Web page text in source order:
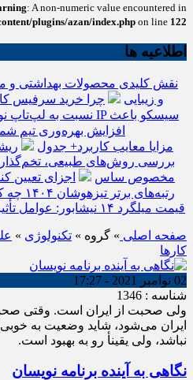
: A non-numeric value encountered in
plugins/azan/index.php on line 122
اطلاعیه ها
نقش کلیدی محصولات بهداشتی و
و زیبایی
چرا خرید سرفیس
نسبت به لپ‌تاپ
افزایش بهره‌وری تیم
اس(ups)+مزایا معایب کاربرد+ جدول
بررسی روش‌های طبیعی،
مخصوص ساس
اجزای تعیین
رتبه‌های برتر تیزهوشان ۱۴۰۴ چه کلاس‌هایی را انتخاب کردند؟
قیمت میلگرد ۱۴ نیشابور: عوامل تأثیرگذار و پیش‌بینی وضعیت بازار
صفحه اصلی » گروه » تکنولوژی »
کارها
02 نوامبر 2021 - 17:27
شناسه : 1346
ولی صحبت از ایران است. وقتی صحبت
ایران می‌شود، شاید وضعیت به خوبی
نباشد، ولی یقینأ رو به بهبود است.
نگاهی به آینده برنامه نویسان